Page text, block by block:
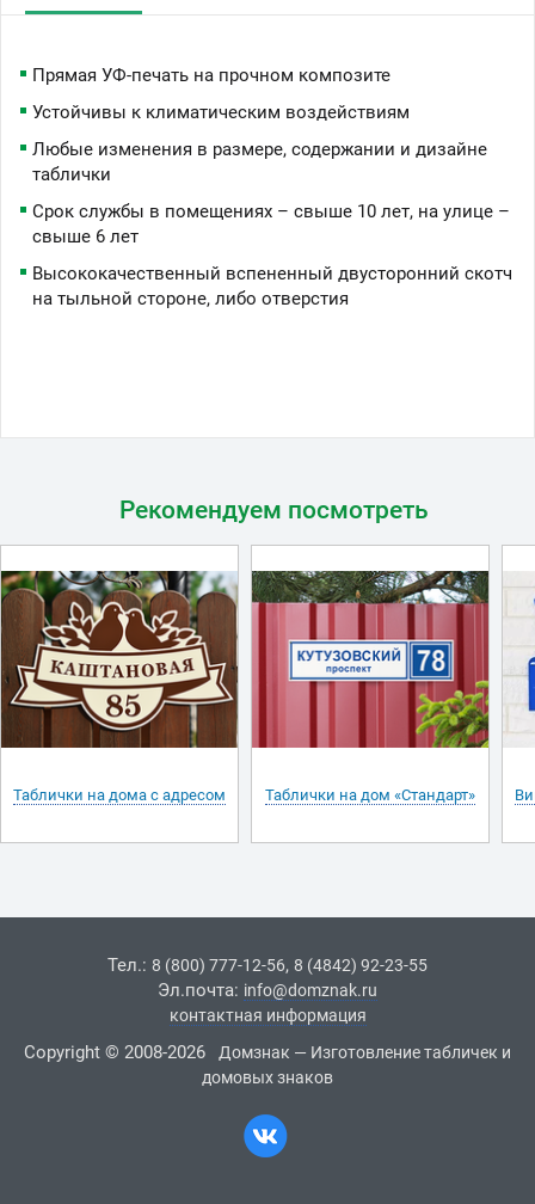
Прямая УФ-печать на прочном композите
Устойчивы к климатическим воздействиям
Любые изменения в размере, содержании и дизайне
таблички
Срок службы в помещениях – свыше 10 лет, на улице –
свыше 6 лет
Высококачественный вспененный двусторонний скотч
на тыльной стороне, либо отверстия
Рекомендуем посмотреть
Таблички на дома с адресом Таблички на дом «Стандарт»
Тел.: 8 (800) 777-12-56, 8 (4842) 92-23-55
Эл.почта: info@domznak.ru
контактная информация
Copyright © 2008-2026
Домзнак — Изготовление табличек и
домовых знаков